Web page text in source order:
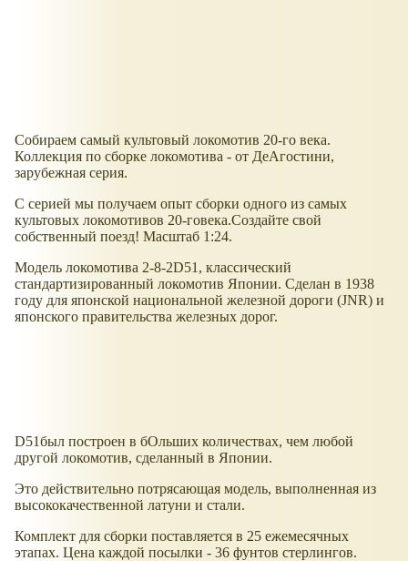
Собираем самый культовый локомотив 20-го века.
Коллекция по сборке локомотива - от ДеАгостини,
зарубежная серия.
С серией мы получаем опыт сборки одного из самых
культовых локомотивов 20-говека.Создайте свой
собственный поезд! Масштаб 1:24.
Модель локомотива 2-8-2D51, классический
стандартизированный локомотив Японии. Сделан в 1938
году для японской национальной железной дороги (JNR) и
японского правительства железных дорог.
D51был построен в бОльших количествах, чем любой
другой локомотив, сделанный в Японии.
Это действительно потрясающая модель, выполненная из
высококачественной латуни и стали.
Комплект для сборки поставляется в 25 ежемесячных
этапах. Цена каждой посылки - 36 фунтов стерлингов.